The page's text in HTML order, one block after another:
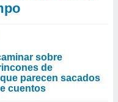
sobre
de
parecen sacados
cuentos